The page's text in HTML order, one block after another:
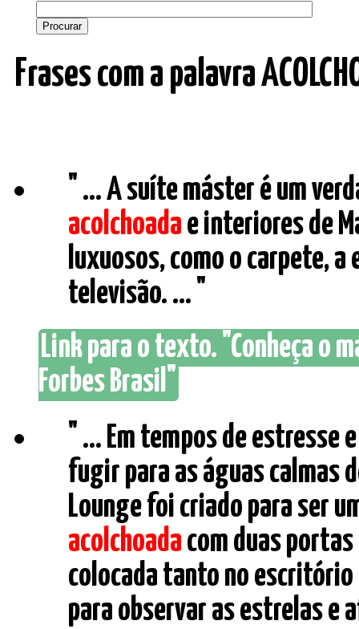
Frases com a palavra
" ... A suíte máster é um
acolchoadae interiores de
luxuosos, como o carpete,
televisão. ... "
Link para o texto. "Conheça o
Forbes Brasil"
" ... Em tempos de estresse
fugir para as águas calmas
Lounge foi criado para ser
acolchoadacom duas
colocada tanto no escritório
para observar as estrelas e